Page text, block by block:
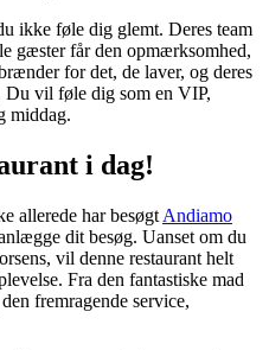
ikke føle dig glemt. Deres team
gæster får den opmærksomhed,
for det, de laver, og deres
Du vil føle dig som en VIP,
middag.
i dag!
allerede har besøgt Andiamo
dit besøg. Uanset om du
vil denne restaurant helt
Fra den fantastiske mad
fremragende service,